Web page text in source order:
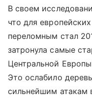
В своем
что для
переломным стал
затронула самые
Центральной
Это ослабило
сильнейшим атакам